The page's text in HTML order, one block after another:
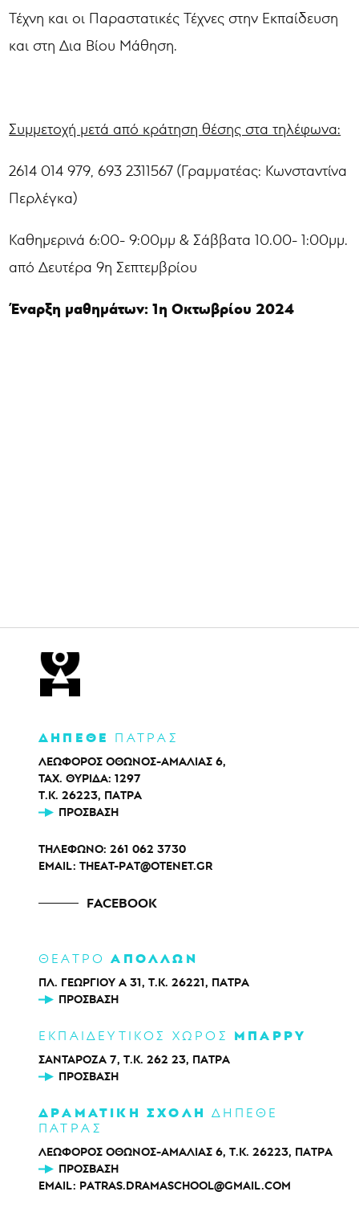
Τέχνη και οι Παραστατικές Τέχνες στην Εκπαίδευση
και στη Δια Βίου Μάθηση.
Συμμετοχή μετά από κράτηση θέσης στα τηλέφωνα:
2614 014 979, 693 2311567 (Γραμματέας: Κωνσταντίνα
Περλέγκα)
Καθημερινά 6:00- 9:00μμ & Σάββατα 10.00- 1:00μμ.
από Δευτέρα 9η Σεπτεμβρίου
Έναρξη μαθημάτων: 1η Οκτωβρίου 2024
ΔΗΠΕΘΕ ΠΑΤΡΑΣ
ΛΕΩΦΟΡΟΣ ΟΘΩΝΟΣ-ΑΜΑΛΙΑΣ 6,
ΤΑΧ. ΘΥΡΙΔΑ: 1297
Τ.Κ. 26223, ΠΑΤΡΑ
ΠΡΌΣΒΑΣΗ
ΤΗΛΕΦΩΝΟ: 261 062 3730
EMAIL: THEAT-PAT@OTENET.GR
FACEBOOK
ΘΕΑΤΡΟΑΠΟΛΛΩΝ
ΠΛ. ΓΕΩΡΓΙΟΥ Α 31, Τ.Κ. 26221, ΠΑΤΡΑ
ΠΡΌΣΒΑΣΗ
ΕΚΠΑΙΔΕΥΤΙΚΟΣ ΧΩΡΟΣ ΜΠΑΡΡΥ
ΣΑΝΤΑΡΟΖΑ 7, Τ.Κ. 262 23, ΠΑΤΡΑ
ΠΡΌΣΒΑΣΗ
ΔΡΑΜΑΤΙΚΗ ΣΧΟΛΗ ΔΗΠΕΘΕ
ΠΑΤΡΑΣ
ΛΕΩΦΟΡΟΣ ΟΘΩΝΟΣ-ΑΜΑΛΙΑΣ 6, Τ.Κ. 26223, ΠΑΤΡΑ
ΠΡΌΣΒΑΣΗ
EMAIL: PATRAS.DRAMASCHOOL@GMAIL.COM